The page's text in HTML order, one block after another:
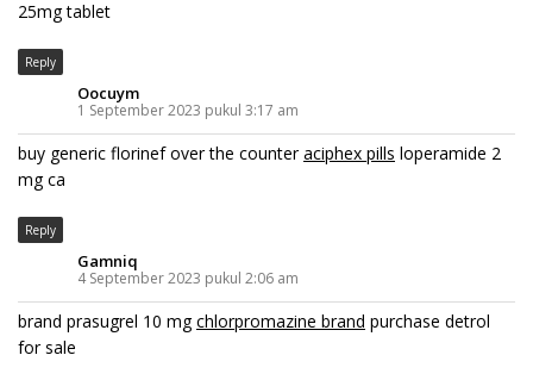
25mg tablet
Reply
Oocuym
1 September 2023 pukul 3:17 am
buy generic florinef over the counteraciphex pills loperamide 2
mg ca
Reply
Gamniq
4 September 2023 pukul 2:06 am
brand prasugrel 10 mgchlorpromazine brand purchase detrol
for sale